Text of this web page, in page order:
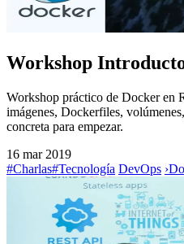
Workshop
Workshop práctico de Docker en
imágenes, Dockerfiles,
concreta para empezar.
16 mar 2019
#Charlas#Tecnología DevOps ›